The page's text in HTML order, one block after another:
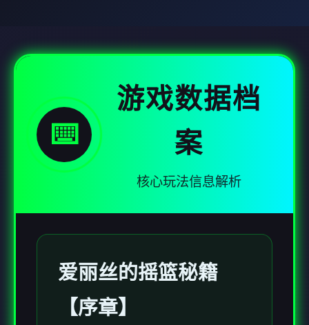
⌨️
游戏数据档
案
核心玩法信息解析
爱丽丝的摇篮秘籍
【序章】